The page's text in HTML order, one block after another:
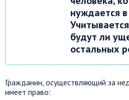
нуждается
будут ли
остальных
Гражданин, осуществляющий за
имеет право: